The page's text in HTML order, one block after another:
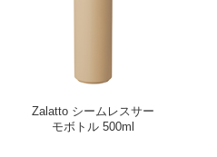
Zalatto シームレスサー
モボトル 500ml